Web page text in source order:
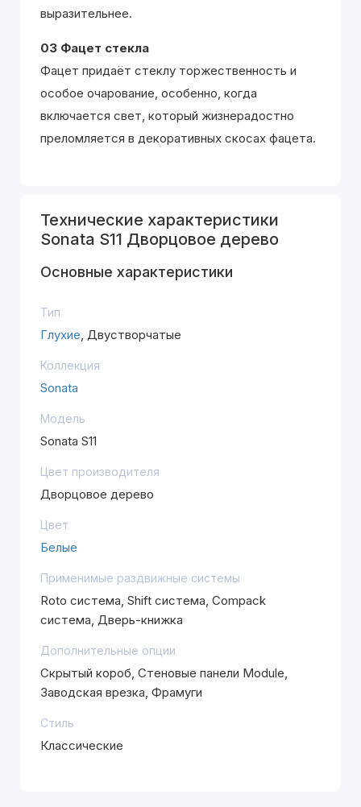
выразительнее.
03 Фацет стекла
Фацет придаёт стеклу торжественность и
особое очарование, особенно, когда
включается свет, который жизнерадостно
преломляется в декоративных скосах фацета.
Технические характеристики
Sonata S11 Дворцовое дерево
Основные характеристики
Тип
Глухие, Двустворчатые
Коллекция
Sonata
Модель
Sonata S11
Цвет производителя
Дворцовое дерево
Цвет
Белые
Применимые раздвижные системы
Roto система, Shift система, Compack
система, Дверь-книжка
Дополнительные опции
Скрытый короб, Стеновые панели Module,
Заводская врезка, Фрамуги
Стиль
Классические